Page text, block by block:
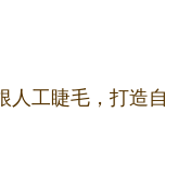
人工睫毛，打造自